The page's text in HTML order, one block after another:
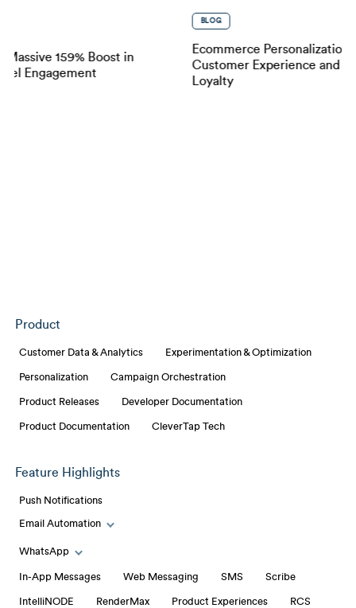
159% Boost in
Engagement
BLOG
Ecommerce Personalization:
Customer Experience and
Loyalty
Product
Customer Data & Analytics Experimentation & Optimization
Personalization Campaign Orchestration
Product Releases Developer Documentation
Product Documentation CleverTap Tech
Feature Highlights
Push Notifications
Email Automation
Toggle Email Automation links
WhatsApp
Toggle WhatsApp links
In-App Messages Web Messaging SMS Scribe
IntelliNODE RenderMax Product Experiences RCS